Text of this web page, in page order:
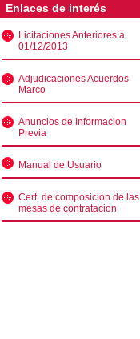
Enlaces de interés
Licitaciones Anteriores a
01/12/2013
Adjudicaciones Acuerdos
Marco
Anuncios de Informacion
Previa
Manual de Usuario
Cert. de composicion de las
mesas de contratacion